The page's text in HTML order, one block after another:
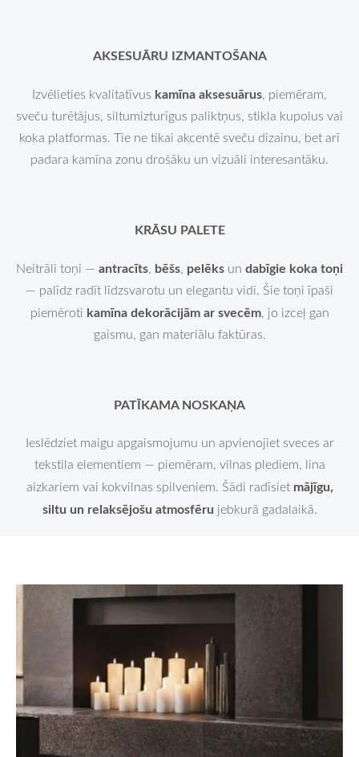
AKSESUĀRU IZMANTOŠANA
Izvēlieties kvalitatīvus kamīna aksesuārus, piemēram,
sveču turētājus, siltumizturīgus paliktņus, stikla kupolus vai
koka platformas. Tie ne tikai akcentē sveču dizainu, bet arī
padara kamīna zonu drošāku un vizuāli interesantāku.
KRĀSU PALETE
Neitrāli toņi — antracīts, bēšs, pelēks un dabīgie koka toņi
— palīdz radīt līdzsvarotu un elegantu vidi. Šie toņi īpaši
piemēroti kamīna dekorācijām ar svecēm, jo izceļ gan
gaismu, gan materiālu faktūras.
PATĪKAMA NOSKAŅA
Ieslēdziet maigu apgaismojumu un apvienojiet sveces ar
tekstila elementiem — piemēram, vilnas plediem, lina
aizkariem vai kokvilnas spilveniem. Šādi radīsiet mājīgu,
siltu un relaksējošu atmosfēru jebkurā gadalaikā.